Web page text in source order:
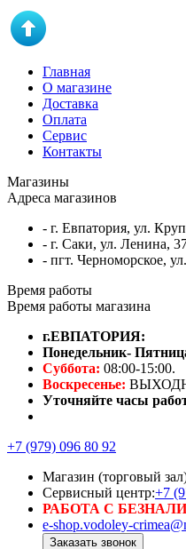
Главная
О магазине
Доставка
Оплата
Сервис
Контакты
Магазины
Адреса магазинов
- г. Евпатория, ул.
- г. Саки, ул. Ленина,
- пгт. Черноморское,
Время работы
Время работы магазина
г.ЕВПАТОРИЯ:
Понедельник-
Суббота: 08:00-15:00.
Воскресенье:
Уточняйте часы
+7 (979) 096 80 92
Магазин (торговый
Сервисный центр:+7
РАБОТА С
e-shop.vodoley-
Заказать звонок